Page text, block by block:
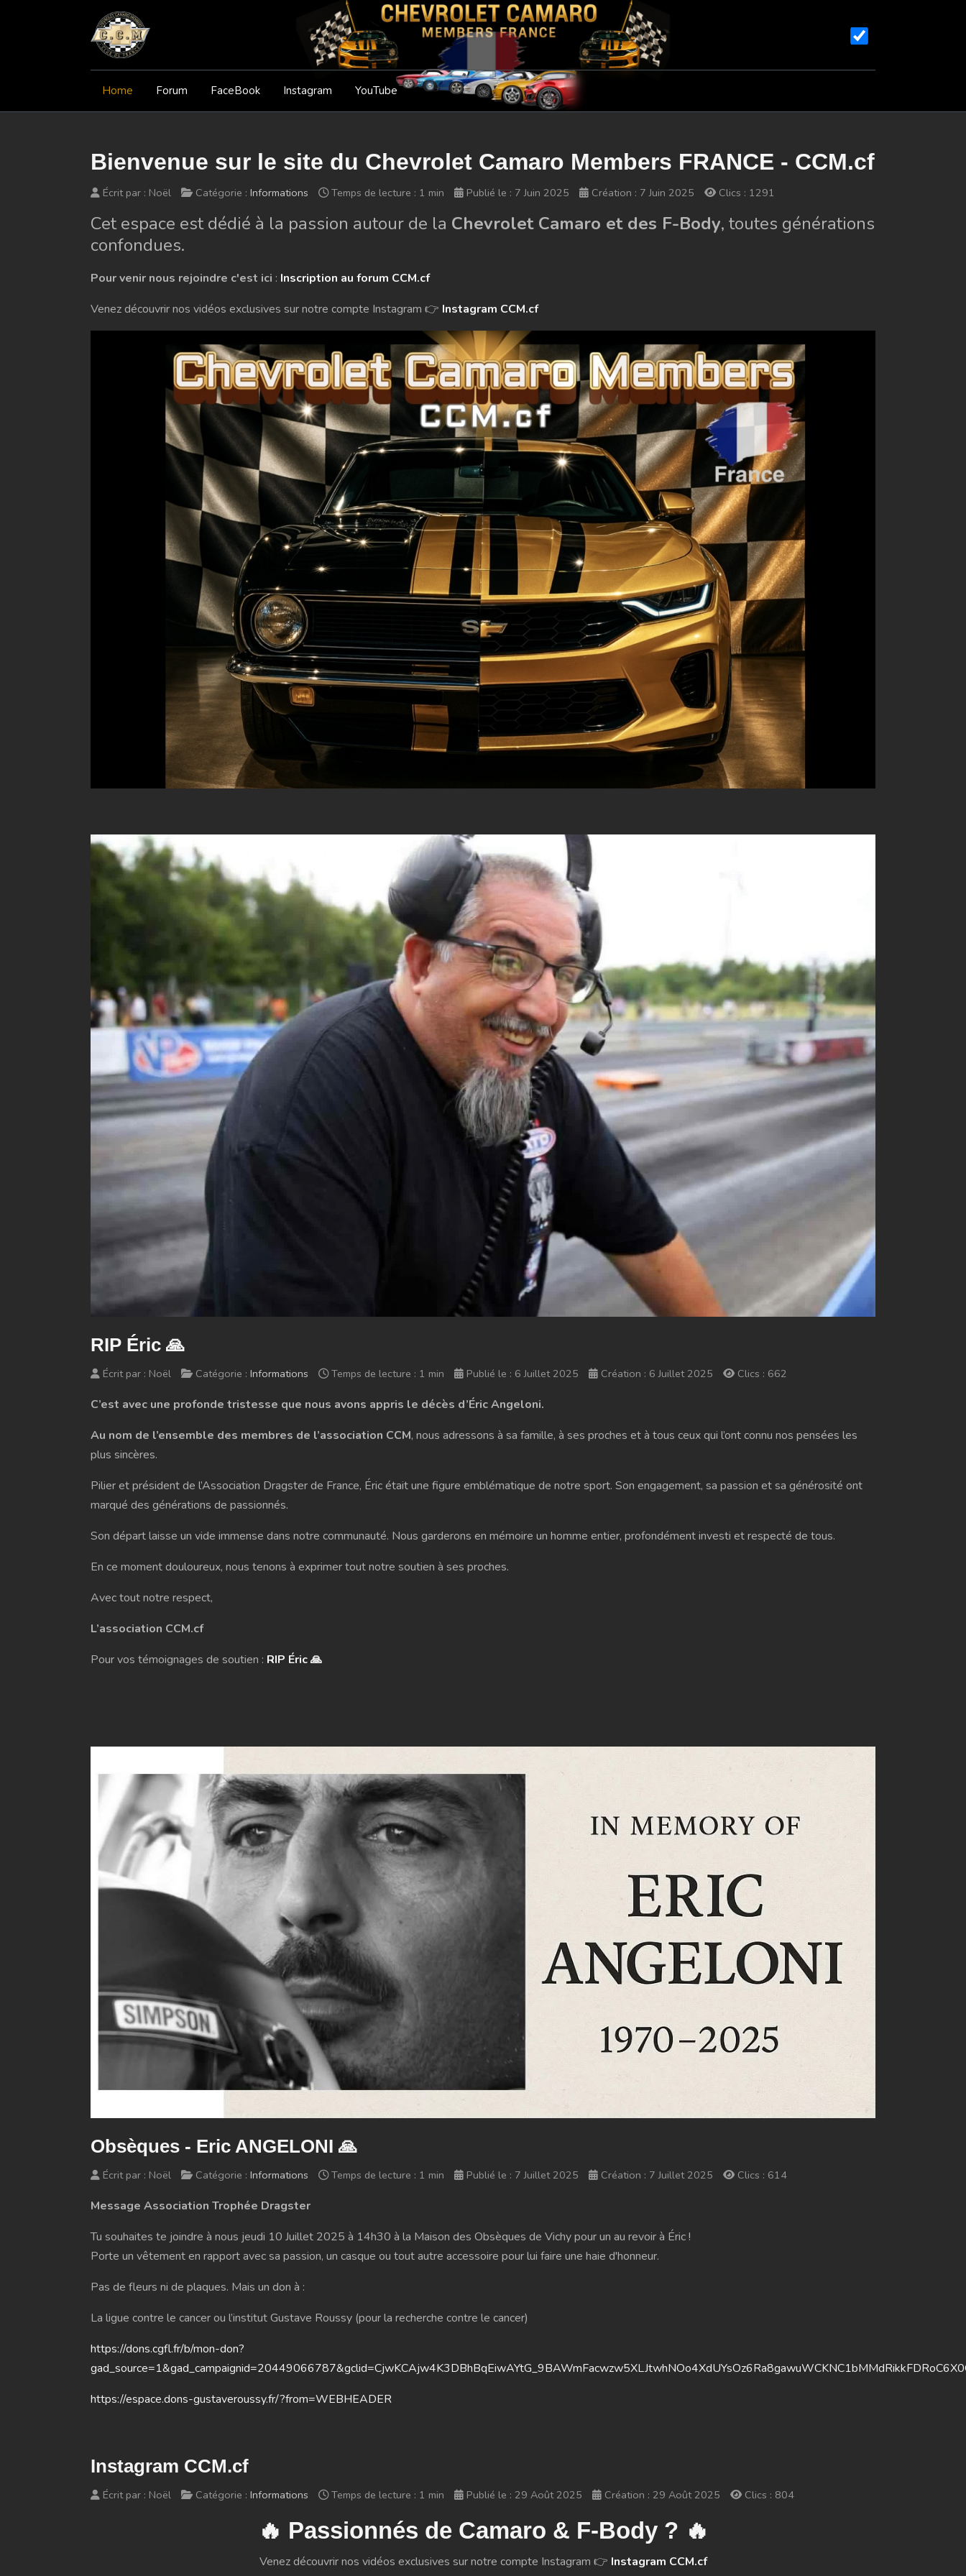
Home Forum FaceBook Instagram YouTube
Bienvenue sur le site du Chevrolet Camaro Members FRANCE - CCM.cf
Écrit par : Noël Catégorie : Informations Temps de lecture : 1 min Publié le : 7 Juin 2025 Création : 7 Juin 2025 Clics : 1291
Cet espace est dédié à la passion autour de la Chevrolet Camaro et des F-Body, toutes générations
confondues.
Pour venir nous rejoindre c'est ici : Inscription au forum CCM.cf
Venez découvrir nos vidéos exclusives sur notre compte Instagram 👉 Instagram CCM.cf
RIP Éric 🙏
Écrit par : Noël Catégorie : Informations Temps de lecture : 1 min Publié le : 6 Juillet 2025 Création : 6 Juillet 2025 Clics : 662
C’est avec une profonde tristesse que nous avons appris le décès d’Éric Angeloni.
Au nom de l’ensemble des membres de l’association CCM, nous adressons à sa famille, à ses proches et à tous ceux qui l’ont connu nos pensées les
plus sincères.
Pilier et président de l’Association Dragster de France, Éric était une figure emblématique de notre sport. Son engagement, sa passion et sa générosité ont
marqué des générations de passionnés.
Son départ laisse un vide immense dans notre communauté. Nous garderons en mémoire un homme entier, profondément investi et respecté de tous.
En ce moment douloureux, nous tenons à exprimer tout notre soutien à ses proches.
Avec tout notre respect,
L’association CCM.cf
Pour vos témoignages de soutien : RIP Éric 🙏
Obsèques - Eric ANGELONI 🙏
Écrit par : Noël Catégorie : Informations Temps de lecture : 1 min Publié le : 7 Juillet 2025 Création : 7 Juillet 2025 Clics : 614
Message Association Trophée Dragster
Tu souhaites te joindre à nous jeudi 10 Juillet 2025 à 14h30 à la Maison des Obsèques de Vichy pour un au revoir à Éric !
Porte un vêtement en rapport avec sa passion, un casque ou tout autre accessoire pour lui faire une haie d'honneur.
Pas de fleurs ni de plaques. Mais un don à :
La ligue contre le cancer ou l’institut Gustave Roussy (pour la recherche contre le cancer)
https://dons.cgfl.fr/b/mon-don?
https://espace.dons-gustaveroussy.fr/?from=WEBHEADER
Instagram CCM.cf
Écrit par : Noël Catégorie : Informations Temps de lecture : 1 min Publié le : 29 Août 2025 Création : 29 Août 2025 Clics : 804
🔥 Passionnés de Camaro & F-Body ? 🔥
Venez découvrir nos vidéos exclusives sur notre compte Instagram 👉 Instagram CCM.cf